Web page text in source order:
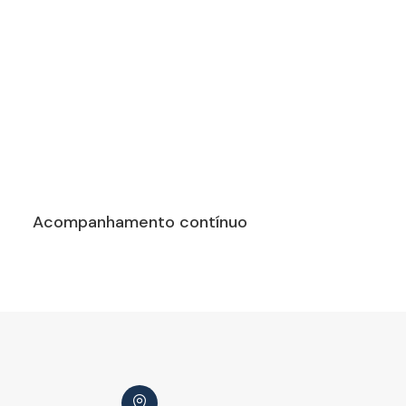
Acompanhamento contínuo